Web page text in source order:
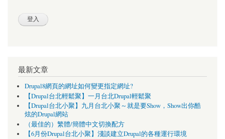
最新文章
Drupal8網頁的網址如何變更指定網址?
【Drupal台北輕鬆聚】一月台北Drupal輕鬆聚
【Drupal台北小聚】九月台北小聚～就是要Show，Show出你酷
炫的Drupal網站
（最佳的）繁體/簡體中文切換配方
【6月份Drupal台北小聚】淺談建立Drupal的各種運行環境